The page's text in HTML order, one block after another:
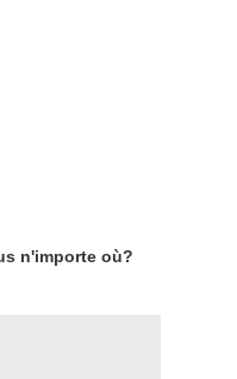
n'importe où?